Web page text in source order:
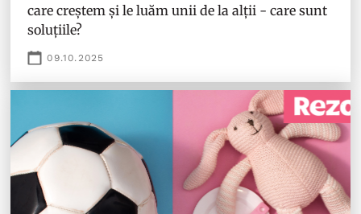
care creștem și le luăm unii de la alții - care sunt
soluțiile?
09.10.2025